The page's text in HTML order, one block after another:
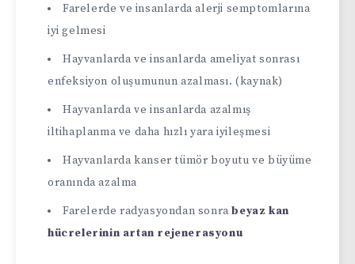
Farelerde ve insanlarda alerji semptomlarına
iyi gelmesi
Hayvanlarda ve insanlarda ameliyat sonrası
enfeksiyon oluşumunun azalması. (kaynak)
Hayvanlarda ve insanlarda azalmış
iltihaplanma ve daha hızlı yara iyileşmesi
Hayvanlarda kanser tümör boyutu ve büyüme
oranında azalma
Farelerde radyasyondan sonrabeyaz kan
hücrelerinin artan rejenerasyonu